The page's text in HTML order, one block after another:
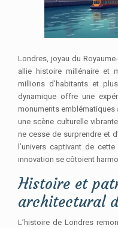
Londres, joyau du
allie histoire millénaire et
millions d’habitants et
dynamique offre une
monuments emblématiques
une scène culturelle
ne cesse de surprendre et
l’univers captivant de
innovation se côtoient
Histoire et
architectural
L’histoire de Londres